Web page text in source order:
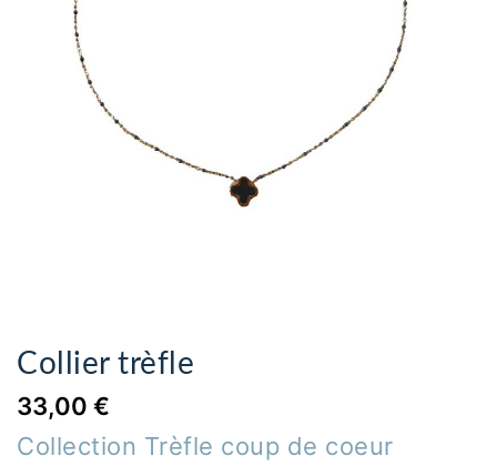
Collier trèfle
33,00 €
Collection Trèfle coup de coeur